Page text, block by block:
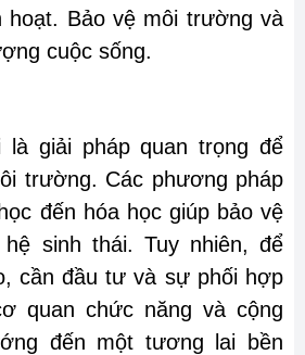
hoạt. Bảo vệ môi trường và
cuộc sống.
giải pháp quan trọng để
trường. Các phương pháp
đến hóa học giúp bảo vệ
sinh thái. Tuy nhiên, để
cần đầu tư và sự phối hợp
quan chức năng và cộng
đến một tương lai bền